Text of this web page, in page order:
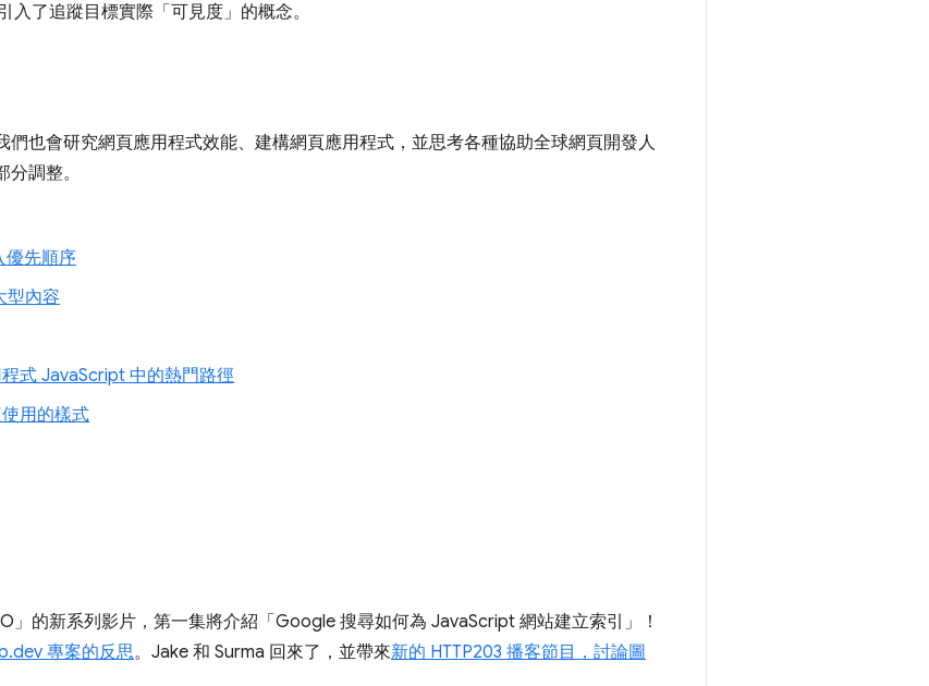
入了追蹤目標實際「可見度」的概念。
們也會研究網頁應用程式效能、建構網頁應用程式，並思考各種協助全球網頁開發人
調整。
優先順序
型內容
式 JavaScript 中的熱門路徑
用的樣式
」 的新系列影片，第一集將介紹「Google 搜尋如何為 JavaScript 網站建立索引」
！
專案的反思。Jake 和 Surma 回來了，並帶來新的 HTTP203 播客節目，討論圖